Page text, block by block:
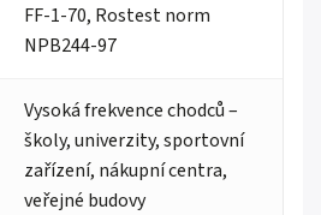
FF-1-70, Rostest norm
NPB244-97
Vysoká frekvence chodců –
školy, univerzity, sportovní
zařízení, nákupní centra,
veřejné budovy